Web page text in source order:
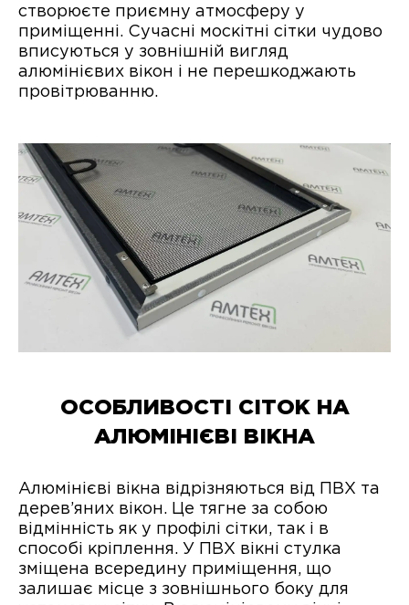
створюєте приємну атмосферу у
приміщенні. Сучасні москітні сітки чудово
вписуються у зовнішній вигляд
алюмінієвих вікон і не перешкоджають
провітрюванню.
ОСОБЛИВОСТІ СІТОК НА
АЛЮМІНІЄВІ ВІКНА
Алюмінієві вікна відрізняються від ПВХ та
дерев’яних вікон. Це тягне за собою
відмінність як у профілі сітки, так і в
способі кріплення. У ПВХ вікні стулка
зміщена всередину приміщення, що
залишає місце з зовнішнього боку для